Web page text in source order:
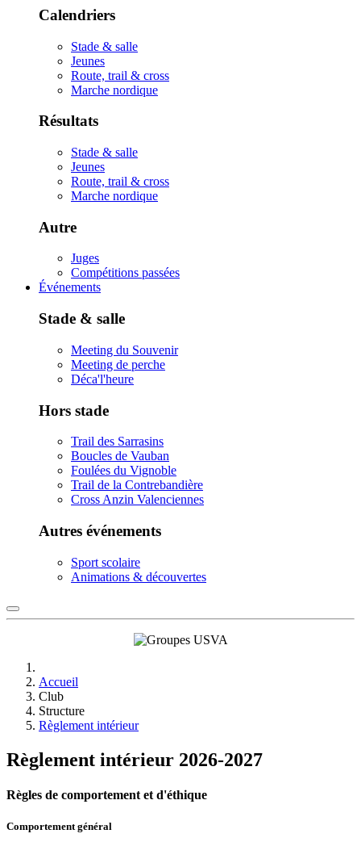
Calendriers
Stade & salle
Jeunes
Route, trail & cross
Marche nordique
Résultats
Stade & salle
Jeunes
Route, trail & cross
Marche nordique
Autre
Juges
Compétitions passées
Événements
Stade & salle
Meeting du Souvenir
Meeting de perche
Déca'l'heure
Hors stade
Trail des Sarrasins
Boucles de Vauban
Foulées du Vignoble
Trail de la Contrebandière
Cross Anzin Valenciennes
Autres événements
Sport scolaire
Animations & découvertes
Accueil
Club
Structure
Règlement intérieur
Règlement intérieur 2026-2027
Règles de comportement et d'éthique
Comportement général